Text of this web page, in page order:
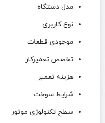
مدل دستگاه
نوع کاربری
موجودی قطعات
تخصص تعمیرکار
هزینه تعمیر
شرایط سوخت
سطح تکنولوژی موتور